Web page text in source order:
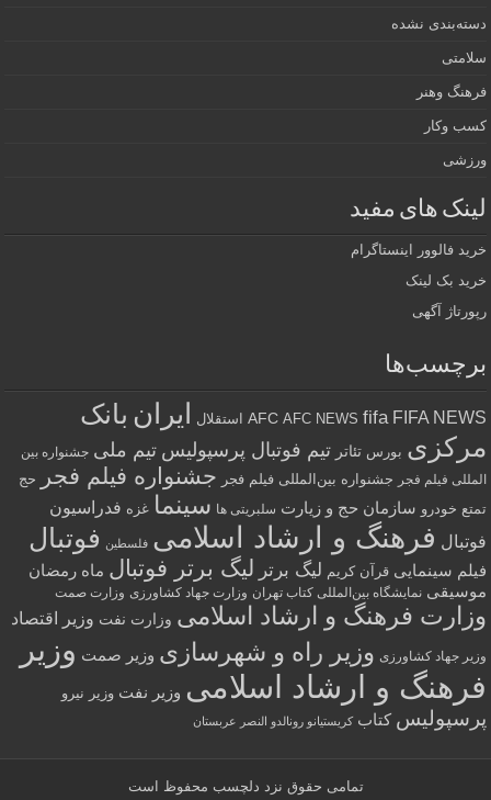
دسته‌بندی نشده
سلامتی
فرهنگ وهنر
کسب وکار
ورزشی
لینک های مفید
خرید فالوور اینستاگرام
خرید بک لینک
رپورتاژ آگهی
برچسب‌ها
AFC AFC NEWS fifa FIFA NEWS استقلال ایران بانک
مرکزی بورس تئاتر تیم فوتبال پرسپولیس تیم ملی جشنواره بین
المللی فیلم فجر جشنواره بین‌المللی فیلم فجر جشنواره فیلم فجر
حج
تمتع خودرو سازمان حج و زیارت سلبریتی ها سینما غزه فدراسیون
فوتبال فرهنگ و ارشاد اسلامی فلسطین فوتبال
فیلم سینمایی قرآن کریم لیگ برتر لیگ برتر فوتبال ماه رمضان
موسیقی نمایشگاه بین‌المللی کتاب تهران وزارت جهاد کشاورزی وزارت صمت
وزارت فرهنگ و ارشاد اسلامی وزارت نفت وزیر اقتصاد
وزیر جهاد کشاورزی وزیر راه و شهرسازی وزیر صمت وزیر
فرهنگ و ارشاد اسلامی وزیر نفت وزیر نیرو
پرسپولیس کتاب کریستیانو رونالدو النصر عربستان
تمامی حقوق نزد دلچسب محفوظ است